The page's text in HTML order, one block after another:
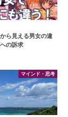
から見える男女の違
の訴求
マインド・思考